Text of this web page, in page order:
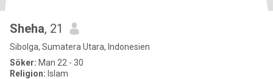
Sheha, 21
Sibolga, Sumatera Utara, Indonesien
Söker: Man 22 - 30
Religion: Islam